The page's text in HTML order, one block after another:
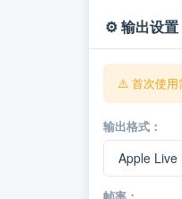
⚙️ 输出设置
⚠️ 首次使用
输出格式：